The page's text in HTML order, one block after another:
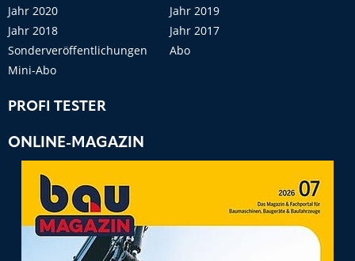
Jahr 2020
Jahr 2019
Jahr 2018
Jahr 2017
Sonderveröffentlichungen
Abo
Mini-Abo
PROFI TESTER
ONLINE-MAGAZIN